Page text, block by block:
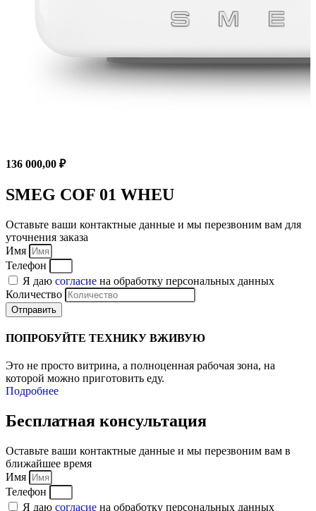
136 000,00 ₽
SMEG COF 01 WHEU
Оставьте ваши контактные данные и мы перезвоним вам для
уточнения заказа
Имя
Телефон
Я даю согласие на обработку персональных данных
Количество
Отправить
ПОПРОБУЙТЕ ТЕХНИКУ ВЖИВУЮ
Это не просто витрина, а полноценная рабочая зона, на
которой можно приготовить еду.
Подробнее
Бесплатная консультация
Оставьте ваши контактные данные и мы перезвоним вам в
ближайшее время
Имя
Телефон
Я даю согласие на обработку персональных данных